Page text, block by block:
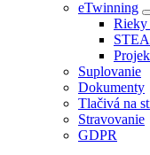
eTwinning
Rieky
Suplovanie
Dokumenty
Tlačivá na
Stravovanie
GDPR